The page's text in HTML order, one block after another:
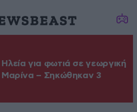
για φωτιά σε γεωργική
Μαρίνα – Σηκώθηκαν 3